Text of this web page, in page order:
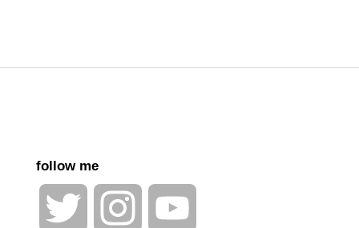
follow me
Twitter Instagram